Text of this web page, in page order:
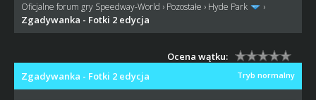
Oficjalne forum gry Speedway-World › Pozostałe › Hyde Park ›
Zgadywanka - Fotki 2 edycja
Ocena wątku:
Tryb normalny
Zgadywanka - Fotki 2 edycja